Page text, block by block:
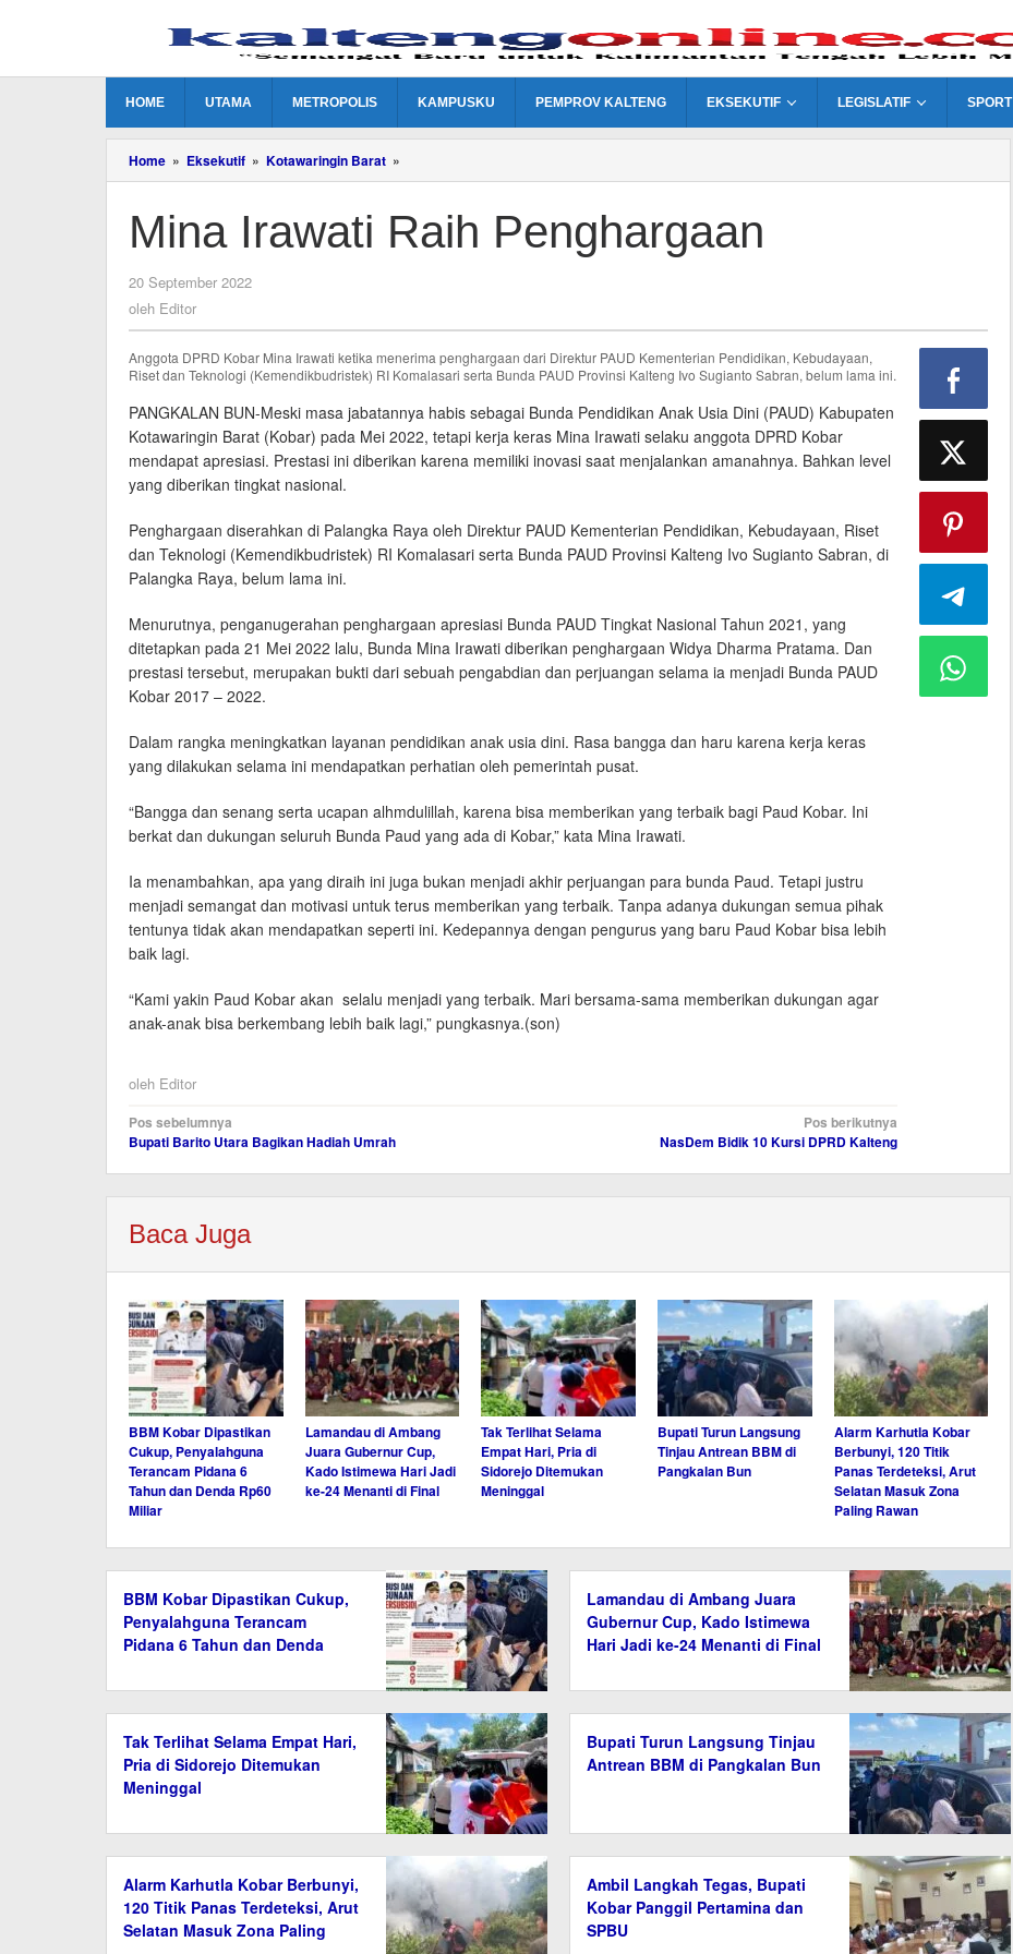
HOME UTAMA METROPOLIS KAMPUSKU PEMPROV KALTENG EKSEKUTIF LEGISLATIF SPORT
Home » Eksekutif » Kotawaringin Barat »
Irawati
Penghargaan
Mina Irawati Raih Penghargaan
20 September 2022
oleh Editor
Anggota DPRD Kobar Mina Irawati ketika menerima penghargaan dari Direktur PAUD Kementerian Pendidikan, Kebudayaan,
Riset dan Teknologi (Kemendikbudristek) RI Komalasari serta Bunda PAUD Provinsi Kalteng Ivo Sugianto Sabran, belum lama ini.
PANGKALAN BUN-Meski masa jabatannya habis sebagai Bunda Pendidikan Anak Usia Dini (PAUD) Kabupaten
Kotawaringin Barat (Kobar) pada Mei 2022, tetapi kerja keras Mina Irawati selaku anggota DPRD Kobar
mendapat apresiasi. Prestasi ini diberikan karena memiliki inovasi saat menjalankan amanahnya. Bahkan level
yang diberikan tingkat nasional.
Penghargaan diserahkan di Palangka Raya oleh Direktur PAUD Kementerian Pendidikan, Kebudayaan, Riset
dan Teknologi (Kemendikbudristek) RI Komalasari serta Bunda PAUD Provinsi Kalteng Ivo Sugianto Sabran, di
Palangka Raya, belum lama ini.
Menurutnya, penganugerahan penghargaan apresiasi Bunda PAUD Tingkat Nasional Tahun 2021, yang
ditetapkan pada 21 Mei 2022 lalu, Bunda Mina Irawati diberikan penghargaan Widya Dharma Pratama. Dan
prestasi tersebut, merupakan bukti dari sebuah pengabdian dan perjuangan selama ia menjadi Bunda PAUD
Kobar 2017 – 2022.
Dalam rangka meningkatkan layanan pendidikan anak usia dini. Rasa bangga dan haru karena kerja keras
yang dilakukan selama ini mendapatkan perhatian oleh pemerintah pusat.
“Bangga dan senang serta ucapan alhmdulillah, karena bisa memberikan yang terbaik bagi Paud Kobar. Ini
berkat dan dukungan seluruh Bunda Paud yang ada di Kobar,” kata Mina Irawati.
Ia menambahkan, apa yang diraih ini juga bukan menjadi akhir perjuangan para bunda Paud. Tetapi justru
menjadi semangat dan motivasi untuk terus memberikan yang terbaik. Tanpa adanya dukungan semua pihak
tentunya tidak akan mendapatkan seperti ini. Kedepannya dengan pengurus yang baru Paud Kobar bisa lebih
baik lagi.
“Kami yakin Paud Kobar akan selalu menjadi yang terbaik. Mari bersama-sama memberikan dukungan agar
anak-anak bisa berkembang lebih baik lagi,” pungkasnya.(son)
oleh Editor
Navigasi
pos
Pos sebelumnya
Bupati Barito Utara Bagikan Hadiah Umrah
Pos berikutnya
NasDem Bidik 10 Kursi DPRD Kalteng
Baca Juga
BBM Kobar Dipastikan
Cukup, Penyalahguna
Terancam Pidana 6
Tahun dan Denda Rp60
Miliar
Lamandau di Ambang
Juara Gubernur Cup,
Kado Istimewa Hari Jadi
ke-24 Menanti di Final
Tak Terlihat Selama
Empat Hari, Pria di
Sidorejo Ditemukan
Meninggal
Bupati Turun Langsung
Tinjau Antrean BBM di
Pangkalan Bun
Alarm Karhutla Kobar
Berbunyi, 120 Titik
Panas Terdeteksi, Arut
Selatan Masuk Zona
Paling Rawan
BBM Kobar Dipastikan Cukup,
Penyalahguna Terancam
Pidana 6 Tahun dan Denda
Lamandau di Ambang Juara
Gubernur Cup, Kado Istimewa
Hari Jadi ke-24 Menanti di Final
Tak Terlihat Selama Empat Hari,
Pria di Sidorejo Ditemukan
Meninggal
Bupati Turun Langsung Tinjau
Antrean BBM di Pangkalan Bun
Alarm Karhutla Kobar Berbunyi,
120 Titik Panas Terdeteksi, Arut
Selatan Masuk Zona Paling
Ambil Langkah Tegas, Bupati
Kobar Panggil Pertamina dan
SPBU